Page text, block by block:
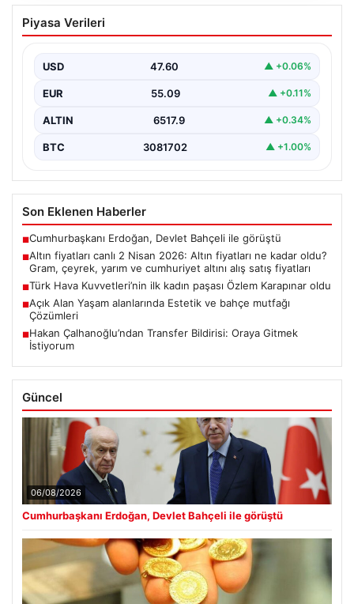
Altın fiyatları canlı 2 Nisan 2026: Altın
fiyatları ne kadar oldu? Gram, çeyrek,
fiyatları
Piyasa Verileri
USD 47.60 ▲ +0.06%
EUR 55.09 ▲ +0.11%
ALTIN 6517.9 ▲ +0.34%
BTC 3081702 ▲ +1.00%
Son Eklenen Haberler
■Cumhurbaşkanı Erdoğan, Devlet Bahçeli ile görüştü
■Altın fiyatları canlı 2 Nisan 2026: Altın fiyatları ne kadar oldu?
Gram, çeyrek, yarım ve cumhuriyet altını alış satış fiyatları
■Türk Hava Kuvvetleri’nin ilk kadın paşası Özlem Karapınar oldu
■Açık Alan Yaşam alanlarında Estetik ve bahçe mutfağı
Çözümleri
■Hakan Çalhanoğlu’ndan Transfer Bildirisi: Oraya Gitmek
İstiyorum
Güncel
06/08/2026
Cumhurbaşkanı Erdoğan, Devlet Bahçeli ile görüştü